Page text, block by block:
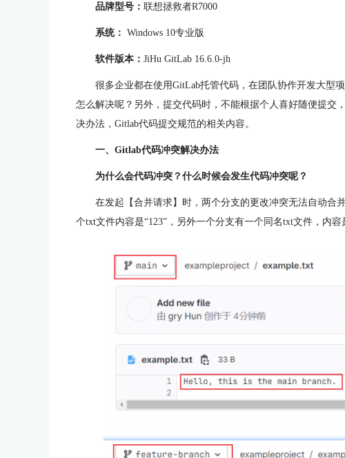
品牌型号： 联想拯救者R7000
系统： Windows 10专业版
软件版本： JiHu GitLab 16.6.0-jh
很多企业都在使用GitLab托管代码，在团队协作开发大型
怎么解决呢？另外，提交代码时，不能根据个人喜好随便提交
决办法，Gitlab代码提交规范的相关内容。
一、Gitlab代码冲突解决办法
为什么会代码冲突？什么时候会发生代码冲突呢？
在发起【合并请求】时，两个分支的更改冲突无法自动合
个txt文件内容是“123”，另外一个分支有一个同名txt文件，内容